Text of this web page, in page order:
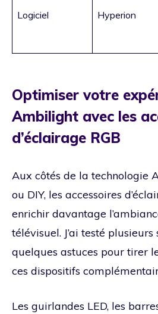
Logiciel Hyperion
Optimiser votre
Ambilight avec les
d’éclairage RGB
Aux côtés de la technologie
ou DIY, les accessoires
enrichir davantage
télévisuel. J’ai testé
quelques astuces pour tirer
ces dispositifs
Les guirlandes LED, les